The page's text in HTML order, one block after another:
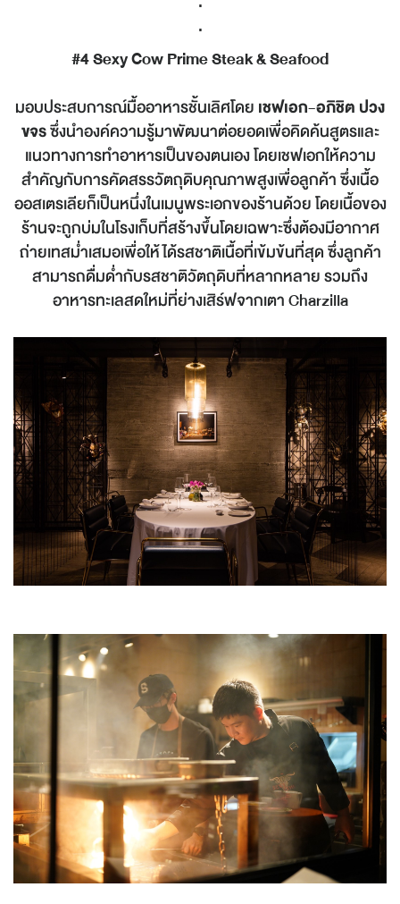
.
#4Sexy Cow Prime Steak & Seafood
มอบประสบการณ์มื้ออาหารชั้นเลิศโดย เชฟเอก-อภิชิต ปวง
ขจรซึ่งนำองค์ความรู้มาพัฒนาต่อยอดเพื่อคิดค้นสูตรและ
แนวทางการทำอาหารเป็นของตนเอง โดยเชฟเอกให้ความ
สำคัญกับการคัดสรรวัตถุดิบคุณภาพสูงเพื่อลูกค้า ซึ่งเนื้อ
ออสเตรเลียก็เป็นหนึ่งในเมนูพระเอกของร้านด้วย โดยเนื้อของ
ร้านจะถูกบ่มในโรงเก็บที่สร้างขึ้นโดยเฉพาะซึ่งต้องมีอากาศ
ถ่ายเทสม่ำเสมอเพื่อให้ได้รสชาติเนื้อที่เข้มข้นที่สุด ซึ่งลูกค้า
สามารถดื่มด่ำกับรสชาติวัตถุดิบที่หลากหลาย รวมถึง
อาหารทะเลสดใหม่ที่ย่างเสิร์ฟจากเตา Charzilla